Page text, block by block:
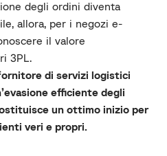
degli ordini diventa
allora, per i negozi e-
il valore
3PL.
di servizi logistici
efficiente degli
un ottimo inizio per
veri e propri.